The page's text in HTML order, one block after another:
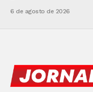
6 de agosto de 2026